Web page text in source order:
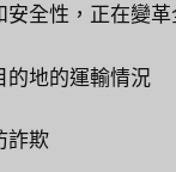
全性，正在變
的地的運輸情況
詐欺